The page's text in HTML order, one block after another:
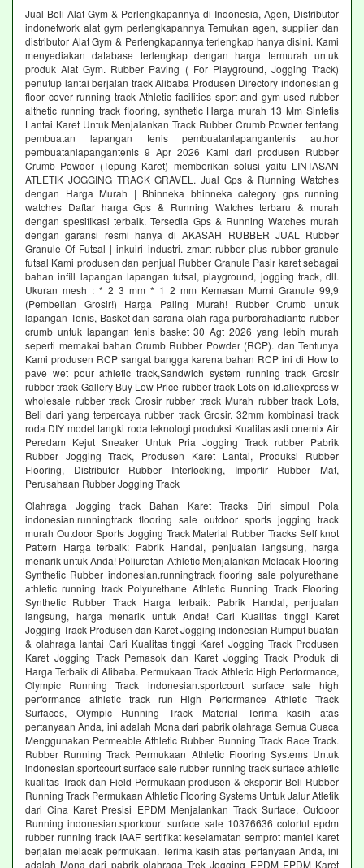
Jual Beli Alat Gym & Perlengkapannya di Indonesia, Agen, Distributor
indonetwork alat gym perlengkapannya Temukan agen, supplier dan
distributor Alat Gym & Perlengkapannya terlengkap hanya disini. Kami
menyediakan database terlengkap dengan harga termurah untuk
produk Alat Gym. Rubber Paving ( For Playground, Jogging Track)
penutup lantai berjalan track Alibaba Produsen Directory indonesian g
floor cover running track Athletic facilities sport and gym used rubber
althetic running track flooring, synthetic Harga murah 13 Mm Sintetis
Lantai Karet Untuk Menjalankan Track Rubber Crumb Powder tentang
pembuatan lapangan tenis pembuatanlapangantenis author
pembuatanlapangantenis 9 Apr 2026 Kami dari produsen Rubber
Crumb Powder (Tepung Karet) memberikan solusi yaitu LINTASAN
ATLETIK JOGGING TRACK GRAVEL. Jual Gps & Running Watches
dengan Harga Murah | Bhinneka bhinneka category gps running
watches Daftar harga Gps & Running Watches terbaru & murah
dengan spesifikasi terbaik. Tersedia Gps & Running Watches murah
dengan garansi resmi hanya di AKASAH RUBBER JUAL Rubber
Granule Of Futsal | inkuiri industri. zmart rubber plus rubber granule
futsal Kami produsen dan penjual Rubber Granule Pasir karet sebagai
bahan infill lapangan lapangan futsal, playground, jogging track, dll.
Ukuran mesh : * 2 3 mm * 1 2 mm Kemasan Murni Granule 99,9
(Pembelian Grosir!) Harga Paling Murah! Rubber Crumb untuk
lapangan Tenis, Basket dan sarana olah raga purborahadianto rubber
crumb untuk lapangan tenis basket 30 Agt 2026 yang lebih murah
seperti memakai bahan Crumb Rubber Powder (RCP). dan Tentunya
Kami produsen RCP sangat bangga karena bahan RCP ini di How to
pave wet pour athletic track,Sandwich system running track Grosir
rubber track Gallery Buy Low Price rubber track Lots on id.aliexpress w
wholesale rubber track Grosir rubber track Murah rubber track Lots,
Beli dari yang terpercaya rubber track Grosir. 32mm kombinasi track
roda DIY model tangki roda teknologi produksi Kualitas asli onemix Air
Peredam Kejut Sneaker Untuk Pria Jogging Track rubber Pabrik
Rubber Jogging Track, Produsen Karet Lantai, Produksi Rubber
Flooring, Distributor Rubber Interlocking, Importir Rubber Mat,
Perusahaan Rubber Jogging Track
Olahraga Jogging track Bahan Karet Tracks Diri simpul Pola
indonesian.runningtrack flooring sale outdoor sports jogging track
murah Outdoor Sports Jogging Track Material Rubber Tracks Self knot
Pattern Harga terbaik: Pabrik Handal, penjualan langsung, harga
menarik untuk Anda! Poliuretan Athletic Menjalankan Melacak Flooring
Synthetic Rubber indonesian.runningtrack flooring sale polyurethane
athletic running track Polyurethane Athletic Running Track Flooring
Synthetic Rubber Track Harga terbaik: Pabrik Handal, penjualan
langsung, harga menarik untuk Anda! Cari Kualitas tinggi Karet
Jogging Track Produsen dan Karet Jogging indonesian Rumput buatan
& olahraga lantai Cari Kualitas tinggi Karet Jogging Track Produsen
Karet Jogging Track Pemasok dan Karet Jogging Track Produk di
Harga Terbaik di Alibaba. Permukaan Track Athletic High Performance,
Olympic Running Track indonesian.sportcourt surface sale high
performance athletic track run High Performance Athletic Track
Surfaces, Olympic Running Track Material Terima kasih atas
pertanyaan Anda, ini adalah Mona dari pabrik olahraga Semua Cuaca
Menggunakan Permeable Athletic Rubber Running Track Race Track.
Rubber Running Track Permukaan Athletic Flooring Systems Untuk
indonesian.sportcourt surface sale rubber running track surface athletic
kualitas Track dan Field Permukaan produsen & eksportir Beli Rubber
Running Track Permukaan Athletic Flooring Systems Untuk Jalur Atletik
dari Cina Karet Presisi EPDM Menjalankan Track Surface, Outdoor
Running indonesian.sportcourt surface sale 10376636 colorful epdm
rubber running track IAAF sertifikat keselamatan semprot mantel karet
berjalan melacak permukaan. Terima kasih atas pertanyaan Anda, ini
adalah Mona dari pabrik olahraga Trek Jogging EPDM EPDM Karet